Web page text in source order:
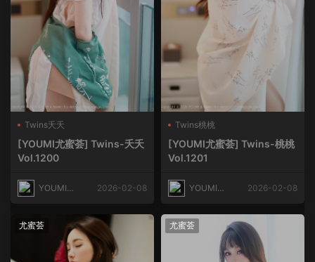
Twins夭夭
[YOUMI尤蜜荟] Twins-夭夭
Vol.1200
YOUMI尤
2026-02-08
Twins桃桃
[YOUMI尤蜜荟] Twins-桃桃
Vol.1201
YOUMI尤
2026-02-08
尤蜜荟 尤蜜荟